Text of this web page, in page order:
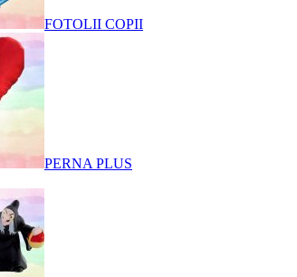
FOTOLII COPII
PERNA PLUS